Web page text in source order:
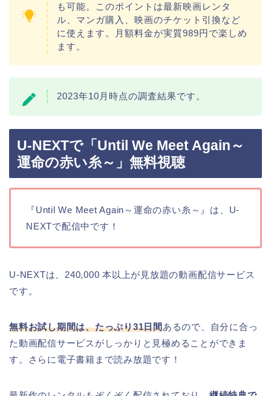
も可能。このポイントは最新映画レンタ
ル、マンガ購入、映画のチケット引換など
に使えます。月額料金が実質989円で楽しめ
ます。
2023年10月時点の調査結果です。
U-NEXTで「Until We Meet Again～
運命の赤い糸～」無料視聴
『Until We Meet Again～運命の赤い糸～』は、U-
NEXTで配信中です！
U-NEXTは、240,000 本以上が見放題の動画配信サービス
です。
無料お試し期間は、たっぷり31日間あるので、自分に合っ
た動画配信サービスがしっかりと見極めることができま
す。さらに電子書籍まで読み放題です！